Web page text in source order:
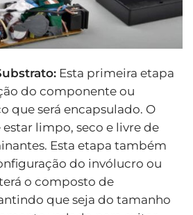
Esta primeira etapa
do componente ou
que será encapsulado. O
limpo, seco e livre de
Esta etapa também
do invólucro ou
o composto de
que seja do tamanho